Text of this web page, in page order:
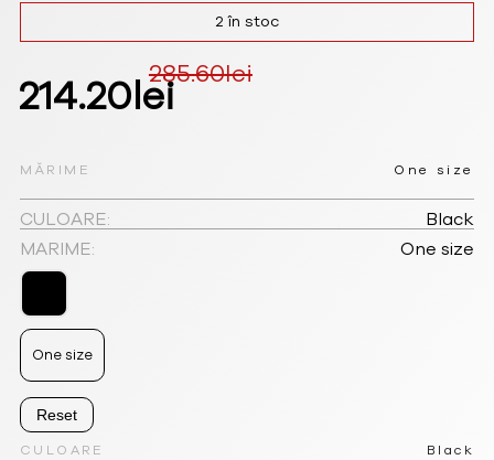
285.60lei
Prețul
a
fost:
285.60lei.
214.20leiPrețul
214.20lei.
CULOARE Black
MĂRIME One size
CULOARE:
Black
MARIME:
One size
One size
Reset
2 în stoc